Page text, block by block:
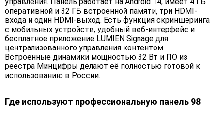
оперативной и 32 ГБ встроенной памяти, три HDMI-
входа и один HDMI-выход. Есть функция скриншеринга
с мобильных устройств, удобный веб-интерфейс и
бесплатное приложение LUMIEN Signage для
централизованного управления контентом.
Встроенные динамики мощностью 32 Вт и ПО из
реестра Минцифры делают её полностью готовой к
использованию в России.
Где используют профессиональную панель 98